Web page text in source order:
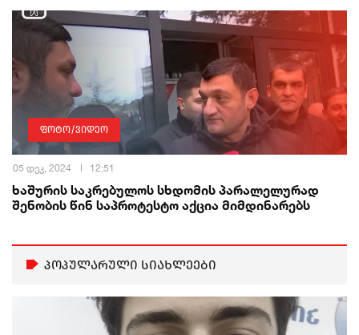
ფოტო/ვიდეო
05 დეკ, 2024 12:51
ხაშურის საკრებულოს სხდომის პარალელურად
შენობის წინ საპროტესტო აქცია მიმდინარებს
პოპულარული სიახლეები